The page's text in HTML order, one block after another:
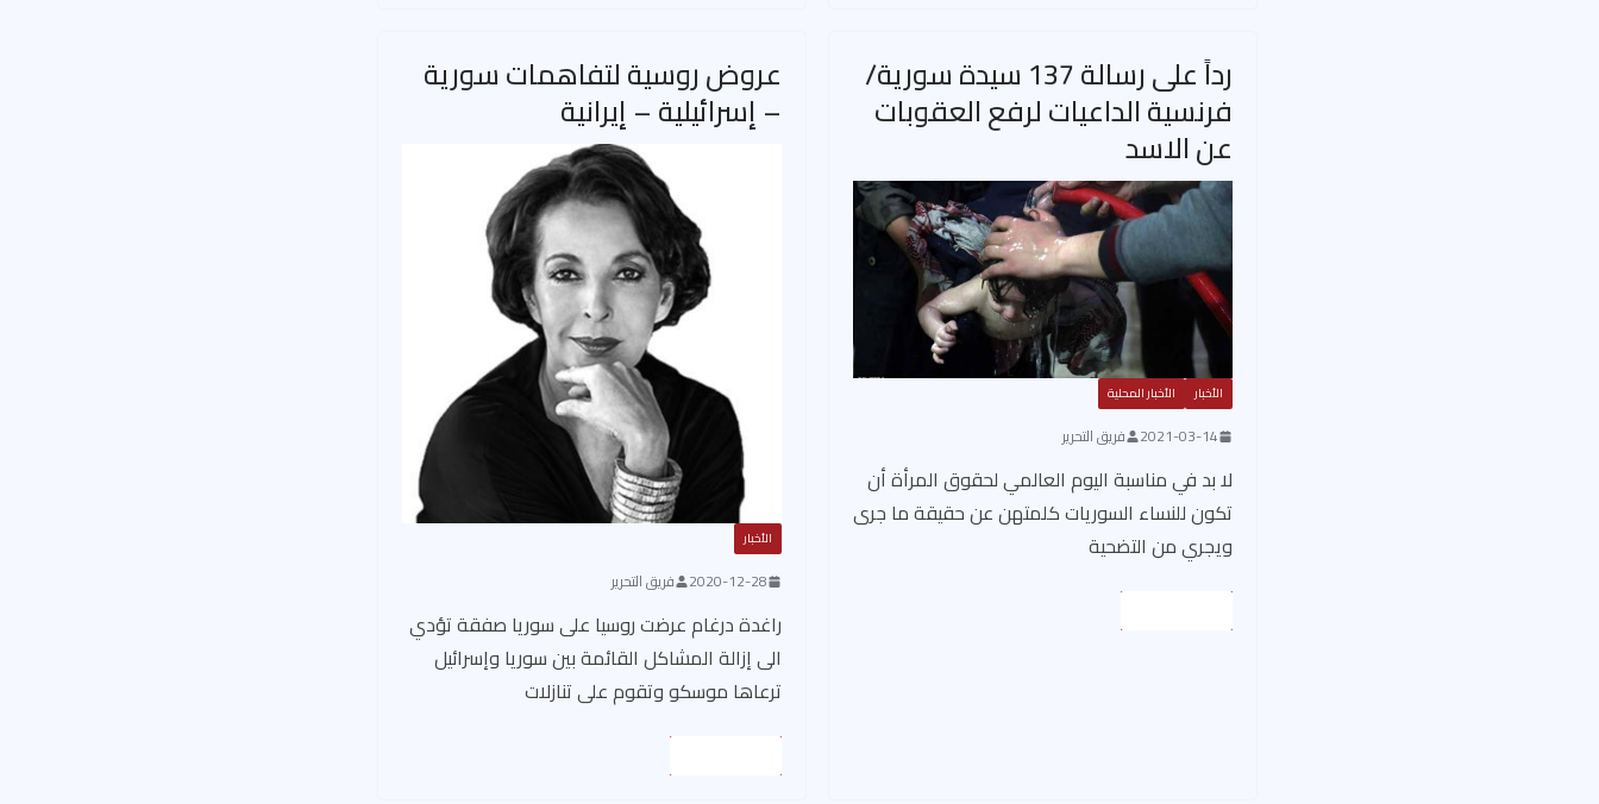
رداً على رسالة 137 سيدة سورية/
فرنسية الداعيات لرفع العقوبات
عن الاسد
الأخبار الأخبار المحلية
2021-03-14 فريق التحرير
لا بد في مناسبة اليوم العالمي لحقوق المرأة أن
تكون للنساء السوريات كلمتهن عن حقيقة ما جرى
ويجري من التضحية
عروض روسية لتفاهمات سورية
– إسرائيلية – إيرانية
الأخبار
2020-12-28 فريق التحرير
راغدة درغام عرضت روسيا على سوريا صفقة تؤدي
الى إزالة المشاكل القائمة بين سوريا وإسرائيل
ترعاها موسكو وتقوم على تنازلات